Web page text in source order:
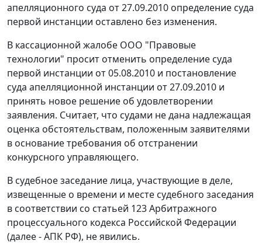
апелляционного суда от 27.09.2010 определение суда
первой инстанции оставлено без изменения.
В кассационной жалобе ООО "Правовые
технологии" просит отменить определение суда
первой инстанции от 05.08.2010 и постановление
суда апелляционной инстанции от 27.09.2010 и
принять новое решение об удовлетворении
заявления. Считает, что судами не дана надлежащая
оценка обстоятельствам, положенным заявителями
в основание требования об отстранении
конкурсного управляющего.
В судебное заседание лица, участвующие в деле,
извещенные о времени и месте судебного заседания
в соответствии со статьей 123Арбитражного
процессуального кодекса Российской Федерации
(далее - АПК РФ), не явились.